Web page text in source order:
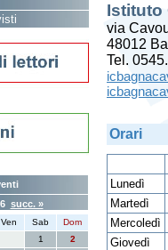
Istituto
via
48012
Tel.
Orari
Lunedì
Martedì
Mercoledì
Giovedì
succ. »
Ven Sab
Dom
1
2